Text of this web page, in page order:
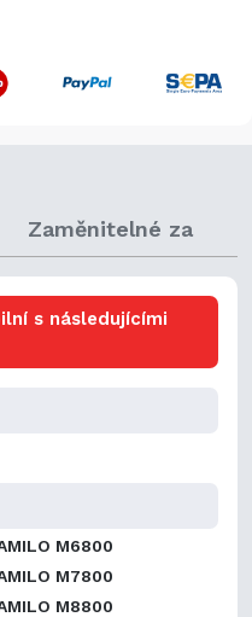
Zaměnitelné za
s následujícími
M6800
M7800
M8800